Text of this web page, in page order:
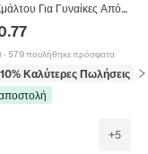
Για Γυναίκες Από
Ατσάλι Μίνιμαλ
Αλυσίδα Κοσμήματα
· 579 πουλήθηκε πρόσφατα
Καλύτερες Πωλήσεις
+5